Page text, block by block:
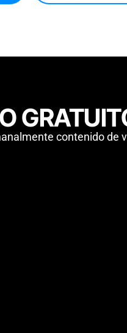
contenido de